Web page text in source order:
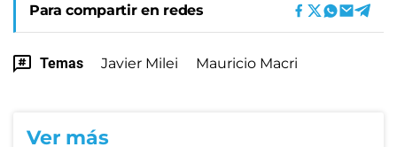
Para compartir en redes
Temas Javier Milei Mauricio Macri
Ver más